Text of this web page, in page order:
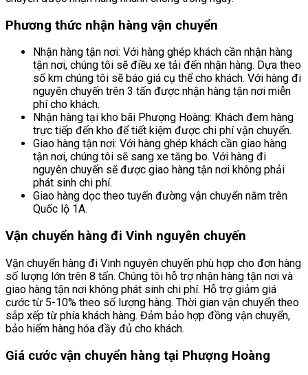
Phương thức nhận hàng vận chuyển
Nhận hàng tận nơi: Với hàng ghép khách cần nhận hàng
tận nơi, chúng tôi sẽ điều xe tải đến nhận hàng. Dựa theo
số km chúng tôi sẽ báo giá cụ thể cho khách. Với hàng đi
nguyên chuyến trên 3 tấn được nhận hàng tận nơi miễn
phí cho khách.
Nhận hàng tại kho bãi Phượng Hoàng: Khách đem hàng
trực tiếp đến kho để tiết kiệm được chi phí vận chuyển.
Giao hàng tận nơi: Với hàng ghép khách cần giao hàng
tận nơi, chúng tôi sẽ sang xe tăng bo. Với hàng đi
nguyên chuyến sẽ được giao hàng tận nơi không phải
phát sinh chi phí.
Giao hàng dọc theo tuyến đường vận chuyển nằm trên
Quốc lộ 1A.
Vận chuyển hàng đi Vinh nguyên chuyến
Vận chuyển hàng đi Vinh nguyên chuyến phù hợp cho đơn hàng
số lượng lớn trên 8 tấn. Chúng tôi hỗ trợ nhận hàng tận nơi và
giao hàng tận nơi không phát sinh chi phí. Hỗ trợ giảm giá
cước từ 5-10% theo số lượng hàng. Thời gian vận chuyển theo
sắp xếp từ phía khách hàng. Đảm bảo hợp đồng vận chuyển,
bảo hiểm hàng hóa đầy đủ cho khách.
Giá cước vận chuyển hàng tại Phượng Hoàng